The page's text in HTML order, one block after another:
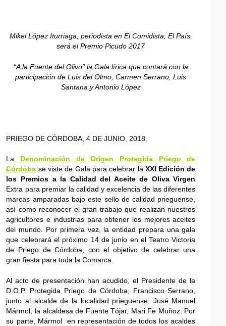
Mikel López Iturriaga, periodista en El Comidista, El País,
será el Premio Picudo 2017
“A la Fuente del Olivo” la Gala lírica que contará con la
participación de Luis del Olmo, Carmen Serrano, Luis
Santana y Antonio López
PRIEGO DE CÓRDOBA, 4 DE JUNIO, 2018.
La Denominación de Origen Protegida Priego de
Córdoba se viste de Gala para celebrar la XXI Edición de
los Premios a la Calidad del Aceite de Oliva Virgen
Extra para premiar la calidad y excelencia de las diferentes
marcas amparadas bajo este sello de calidad prieguense,
así como reconocer el gran trabajo que realizan nuestros
agricultores e industrias para obtener los mejores aceites
del mundo. Por primera vez, la entidad prepara una gala
que celebrará el próximo 14 de junio en el Teatro Victoria
de Priego de Córdoba, con el objetivo de celebrar una
gran fiesta para toda la Comarca.
Al acto de presentación han acudido, el Presidente de la
D.O.P. Protegida Priego de Córdoba, Francisco Serrano,
junto al alcalde de la localidad prieguense, José Manuel
Mármol; la alcaldesa de Fuente Tójar, Mari Fe Muñoz. Por
su parte, Mármol en representación de todos los acaldes